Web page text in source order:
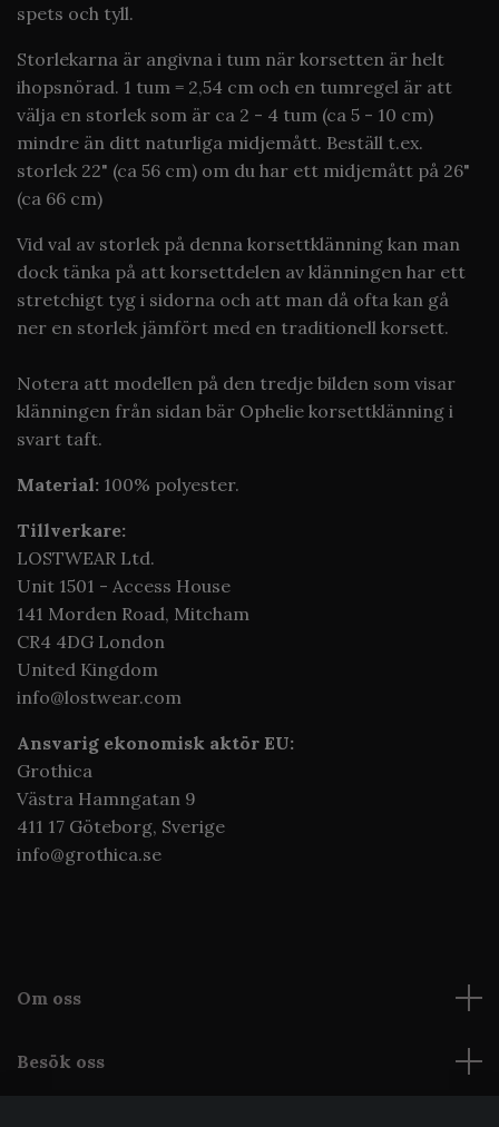
spets och tyll.
Storlekarna är angivna i tum när korsetten är helt
ihopsnörad. 1 tum = 2,54 cm och en tumregel är att
välja en storlek som är ca 2 - 4 tum (ca 5 - 10 cm)
mindre än ditt naturliga midjemått. Beställ t.ex.
storlek 22" (ca 56 cm) om du har ett midjemått på 26"
(ca 66 cm)
Vid val av storlek på denna korsettklänning kan man
dock tänka på att korsettdelen av klänningen har ett
stretchigt tyg i sidorna och att man då ofta kan gå
ner en storlek jämfört med en traditionell korsett.
Notera att modellen på den tredje bilden som visar
klänningen från sidan bär Ophelie korsettklänning i
svart taft.
Material: 100% polyester.
Tillverkare:
LOSTWEAR Ltd.
Unit 1501 - Access House
141 Morden Road, Mitcham
CR4 4DG London
United Kingdom
info@lostwear.com
Ansvarig ekonomisk aktör EU:
Grothica
Västra Hamngatan 9
411 17 Göteborg, Sverige
info@grothica.se
Om oss
Besök oss